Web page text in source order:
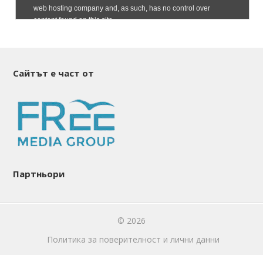
Сайтът е част от
Партньори
© 2026
Политика за поверителност и лични данни